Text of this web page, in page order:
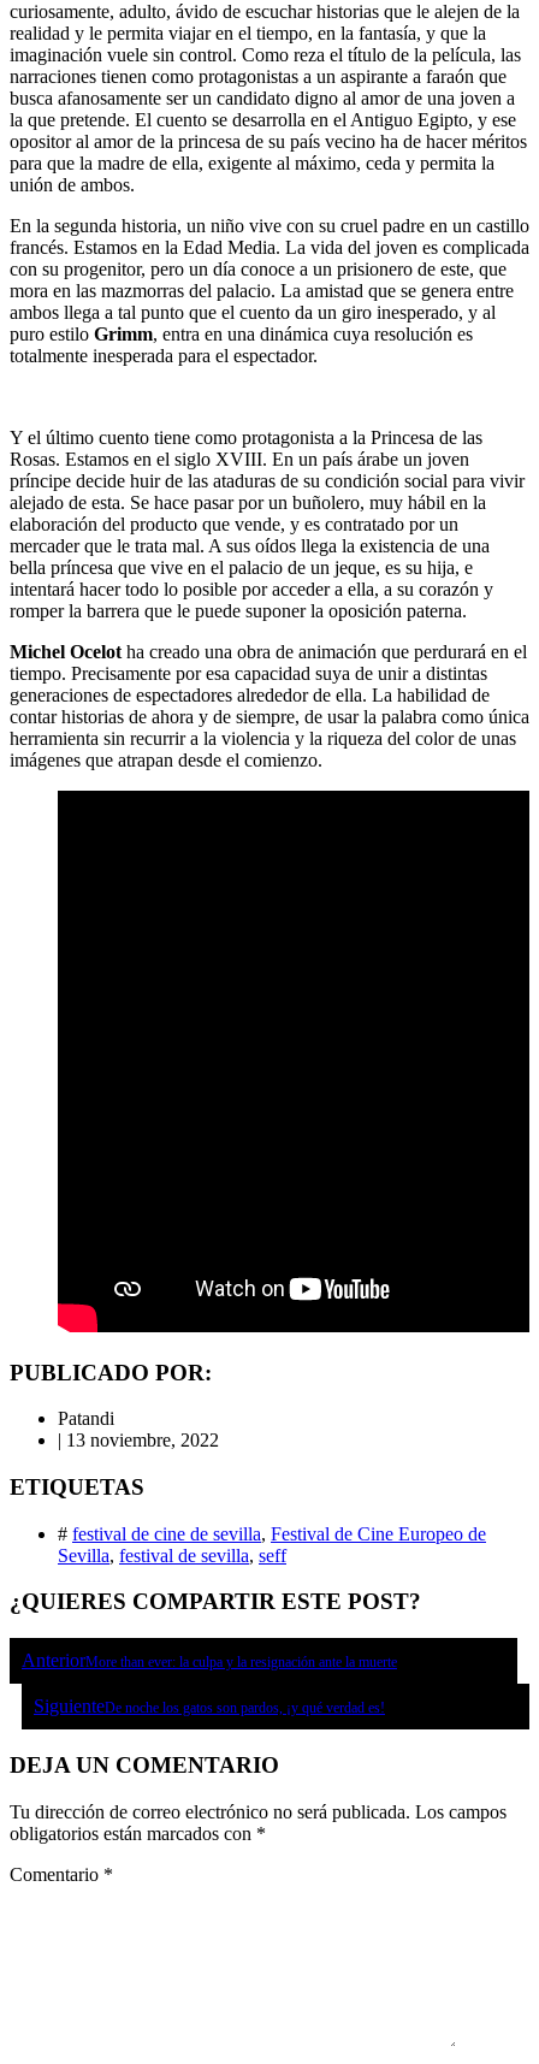
curiosamente, adulto, ávido de escuchar historias que le alejen de la
realidad y le permita viajar en el tiempo, en la fantasía, y que la
imaginación vuele sin control. Como reza el título de la película, las
narraciones tienen como protagonistas a un aspirante a faraón que
busca afanosamente ser un candidato digno al amor de una joven a
la que pretende. El cuento se desarrolla en el Antiguo Egipto, y ese
opositor al amor de la princesa de su país vecino ha de hacer méritos
para que la madre de ella, exigente al máximo, ceda y permita la
unión de ambos.
En la segunda historia, un niño vive con su cruel padre en un castillo
francés. Estamos en la Edad Media. La vida del joven es complicada
con su progenitor, pero un día conoce a un prisionero de este, que
mora en las mazmorras del palacio. La amistad que se genera entre
ambos llega a tal punto que el cuento da un giro inesperado, y al
puro estilo Grimm, entra en una dinámica cuya resolución es
totalmente inesperada para el espectador.
Y el último cuento tiene como protagonista a la Princesa de las
Rosas. Estamos en el siglo XVIII. En un país árabe un joven
príncipe decide huir de las ataduras de su condición social para vivir
alejado de esta. Se hace pasar por un buñolero, muy hábil en la
elaboración del producto que vende, y es contratado por un
mercader que le trata mal. A sus oídos llega la existencia de una
bella príncesa que vive en el palacio de un jeque, es su hija, e
intentará hacer todo lo posible por acceder a ella, a su corazón y
romper la barrera que le puede suponer la oposición paterna.
Michel Ocelot ha creado una obra de animación que perdurará en el
tiempo. Precisamente por esa capacidad suya de unir a distintas
generaciones de espectadores alrededor de ella. La habilidad de
contar historias de ahora y de siempre, de usar la palabra como única
herramienta sin recurrir a la violencia y la riqueza del color de unas
imágenes que atrapan desde el comienzo.
PUBLICADO POR:
Patandi
| 13 noviembre, 2022
ETIQUETAS
# festival de cine de sevilla, Festival de Cine Europeo de
Sevilla, festival de sevilla, seff
¿QUIERES COMPARTIR ESTE POST?
AnteriorMore than ever: la culpa y la resignación ante la muerte
SiguienteDe noche los gatos son pardos, ¡y qué verdad es!
DEJA UN COMENTARIO
Tu dirección de correo electrónico no será publicada. Los campos
obligatorios están marcados con *
Comentario *